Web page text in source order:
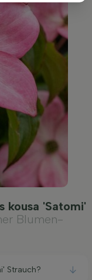
kousa 'Satomi'
Blumen-
Strauch?